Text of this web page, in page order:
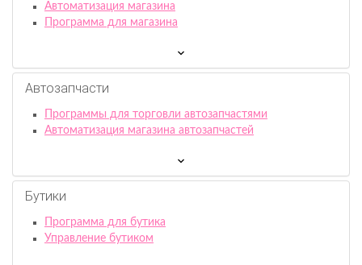
Автоматизация магазина
Программа для магазина
Автозапчасти
Программы для торговли автозапчастями
Автоматизация магазина автозапчастей
Бутики
Программа для бутика
Управление бутиком